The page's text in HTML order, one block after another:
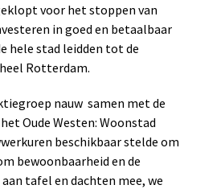
voor het stoppen van
in goed en betaalbaar
hele stad leidden tot de
Rotterdam.
nauw samen met de
Oude Westen: Woonstad
beschikbaar stelde om
bewoonbaarheid en de
tafel en dachten mee, we